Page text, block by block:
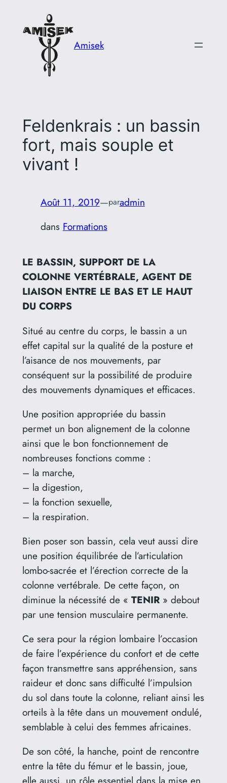
Amisek
Feldenkrais : un bassin
fort, mais souple et
vivant !
Août 11, 2019—paradmin
dans Formations
LE BASSIN, SUPPORT DE LA
COLONNE VERTÉBRALE, AGENT DE
LIAISON ENTRE LE BAS ET LE HAUT
DU CORPS
Situé au centre du corps, le bassin a un
effet capital sur la qualité de la posture et
l’aisance de nos mouvements, par
conséquent sur la possibilité de produire
des mouvements dynamiques et efficaces.
Une position appropriée du bassin
permet un bon alignement de la colonne
ainsi que le bon fonctionnement de
nombreuses fonctions comme :
– la marche,
– la digestion,
– la fonction sexuelle,
– la respiration.
Bien poser son bassin, cela veut aussi dire
une position équilibrée de l’articulation
lombo-sacrée et l’érection correcte de la
colonne vertébrale. De cette façon, on
diminue la nécessité de « TENIR» debout
par une tension musculaire permanente.
Ce sera pour la région lombaire l’occasion
de faire l’expérience du confort et de cette
façon transmettre sans appréhension, sans
raideur et donc sans difficulté l’impulsion
du sol dans toute la colonne, reliant ainsi les
orteils à la tête dans un mouvement ondulé,
semblable à celui des femmes africaines.
De son côté, la hanche, point de rencontre
entre la tête du fémur et le bassin, joue,